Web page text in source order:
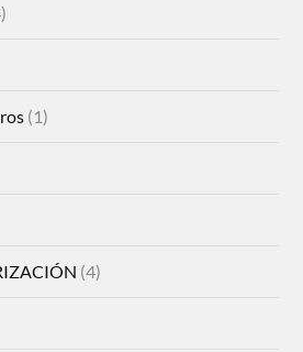
(1)
(4)